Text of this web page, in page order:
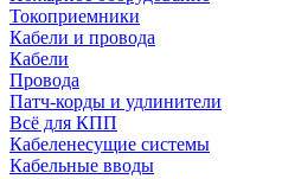
Токоприемники
Кабели и провода
Кабели
Провода
Патч-корды и удлинители
Всё для КПП
Кабеленесущие системы
Кабельные вводы